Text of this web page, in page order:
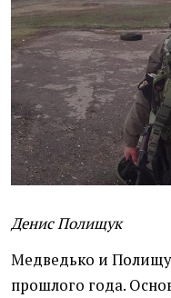
Денис Полищук
Медведько и
прошлого года.